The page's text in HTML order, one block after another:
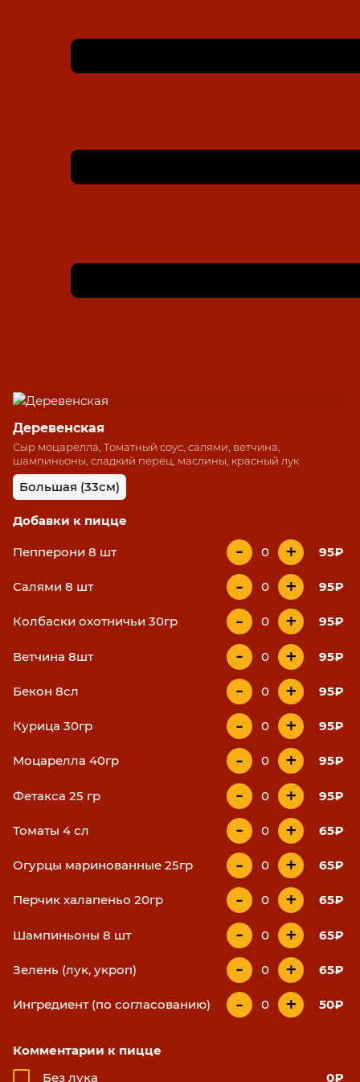
Деревенская
Сыр моцарелла, Томатный соус, салями, ветчина,
шампиньоны, сладкий перец, маслины, красный лук
Большая (33см)
Добавки к пицце
Пепперони 8 шт - 0 + 95₽
Салями 8 шт - 0 + 95₽
Колбаски охотничьи 30гр - 0 + 95₽
Ветчина 8шт - 0 + 95₽
Бекон 8сл - 0 + 95₽
Курица 30гр - 0 + 95₽
Моцарелла 40гр - 0 + 95₽
Фетакса 25 гр - 0 + 95₽
Томаты 4 сл - 0 + 65₽
Огурцы маринованные 25гр - 0 + 65₽
Перчик халапеньо 20гр - 0 + 65₽
Шампиньоны 8 шт - 0 + 65₽
Зелень (лук, укроп) - 0 + 65₽
Ингредиент (по согласованию) - 0 + 50₽
Комментарии к пицце
Без лука
0₽